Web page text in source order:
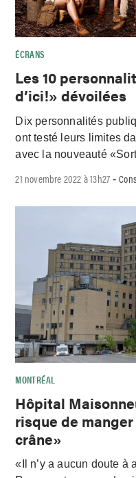
ÉCRANS
Les 10
d’ici!» dévoilées
Dix personnalités
ont testé leurs limites
avec la nouveauté
21 novembre 2022 à 13h27 -
MONTRÉAL
Hôpital
risque de
crâne»
«Il n’y a aucun doute à